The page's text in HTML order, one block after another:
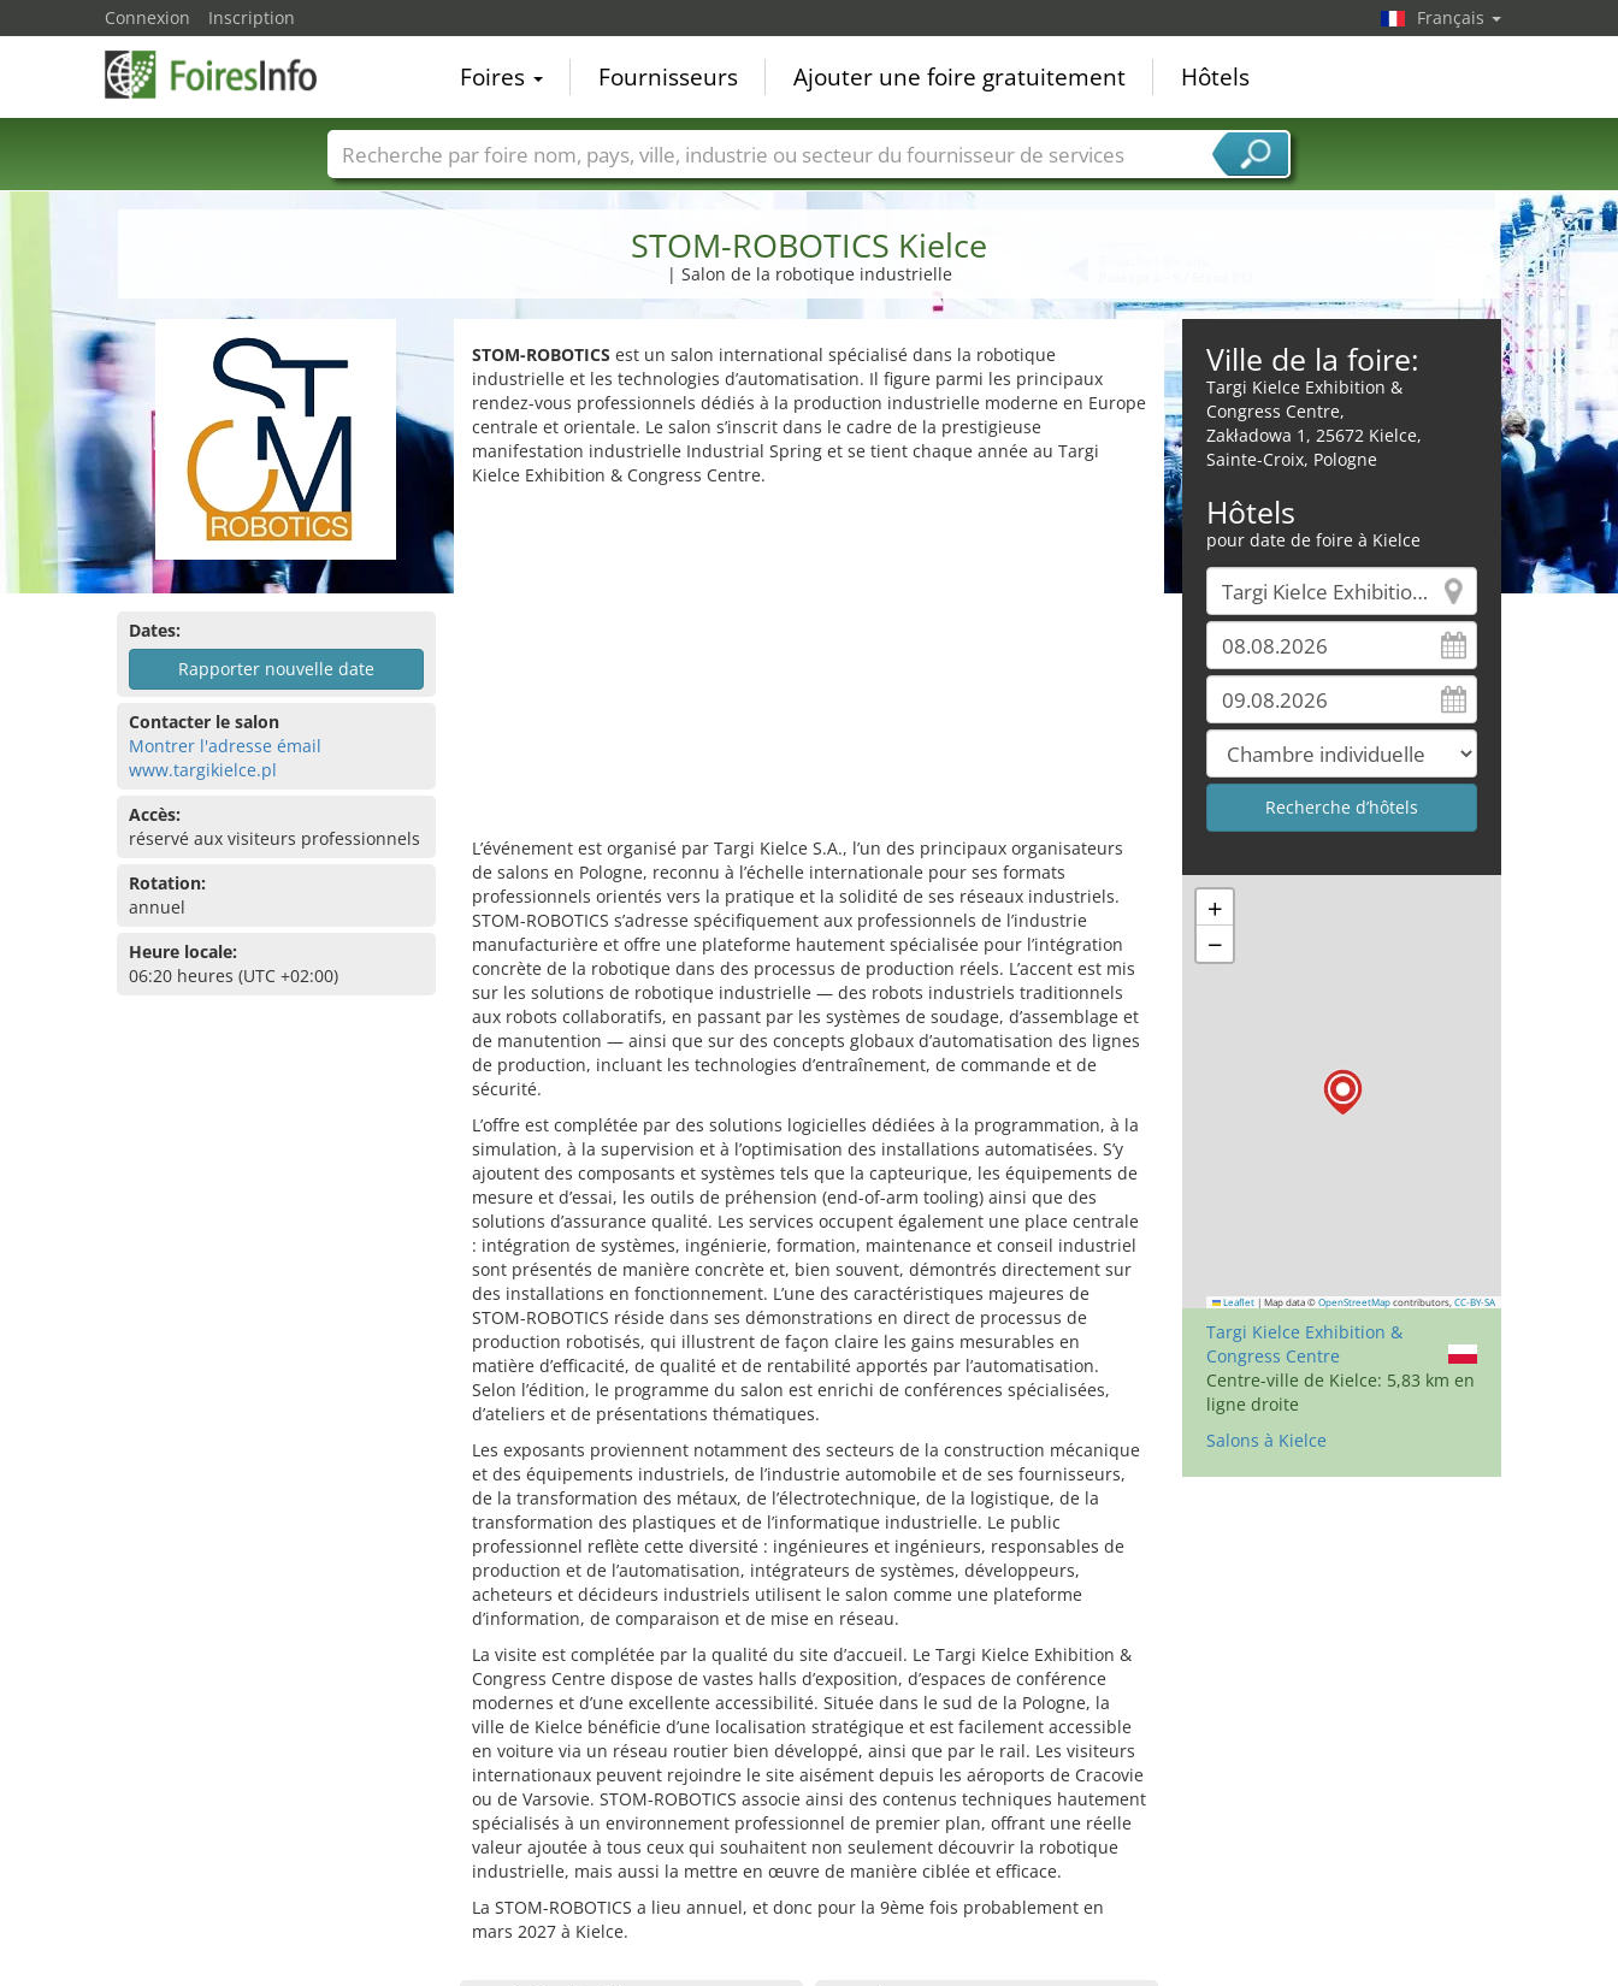
STOM-ROBOTICS Kielce
| Salon de la robotique industrielle
Dates:
Rapporter nouvelle date
Contacter le salon
Montrer l'adresse émail
www.targikielce.pl
Accès:
réservé aux visiteurs professionnels
Rotation:
annuel
Heure locale:
06:20 heures (UTC +02:00)
STOM-ROBOTICS est un salon international spécialisé dans la robotique
industrielle et les technologies d’automatisation. Il figure parmi les principaux
rendez-vous professionnels dédiés à la production industrielle moderne en Europe
centrale et orientale. Le salon s’inscrit dans le cadre de la prestigieuse
manifestation industrielle Industrial Spring et se tient chaque année au Targi
Kielce Exhibition & Congress Centre.
L’événement est organisé par Targi Kielce S.A., l’un des principaux organisateurs
de salons en Pologne, reconnu à l’échelle internationale pour ses formats
professionnels orientés vers la pratique et la solidité de ses réseaux industriels.
STOM-ROBOTICS s’adresse spécifiquement aux professionnels de l’industrie
manufacturière et offre une plateforme hautement spécialisée pour l’intégration
concrète de la robotique dans des processus de production réels. L’accent est mis
sur les solutions de robotique industrielle — des robots industriels traditionnels
aux robots collaboratifs, en passant par les systèmes de soudage, d’assemblage et
de manutention — ainsi que sur des concepts globaux d’automatisation des lignes
de production, incluant les technologies d’entraînement, de commande et de
sécurité.
L’offre est complétée par des solutions logicielles dédiées à la programmation, à la
simulation, à la supervision et à l’optimisation des installations automatisées. S’y
ajoutent des composants et systèmes tels que la capteurique, les équipements de
mesure et d’essai, les outils de préhension (end-of-arm tooling) ainsi que des
solutions d’assurance qualité. Les services occupent également une place centrale
: intégration de systèmes, ingénierie, formation, maintenance et conseil industriel
sont présentés de manière concrète et, bien souvent, démontrés directement sur
des installations en fonctionnement. L’une des caractéristiques majeures de
STOM-ROBOTICS réside dans ses démonstrations en direct de processus de
production robotisés, qui illustrent de façon claire les gains mesurables en
matière d’efficacité, de qualité et de rentabilité apportés par l’automatisation.
Selon l’édition, le programme du salon est enrichi de conférences spécialisées,
d’ateliers et de présentations thématiques.
Les exposants proviennent notamment des secteurs de la construction mécanique
et des équipements industriels, de l’industrie automobile et de ses fournisseurs,
de la transformation des métaux, de l’électrotechnique, de la logistique, de la
transformation des plastiques et de l’informatique industrielle. Le public
professionnel reflète cette diversité : ingénieures et ingénieurs, responsables de
production et de l’automatisation, intégrateurs de systèmes, développeurs,
acheteurs et décideurs industriels utilisent le salon comme une plateforme
d’information, de comparaison et de mise en réseau.
La visite est complétée par la qualité du site d’accueil. Le Targi Kielce Exhibition &
Congress Centre dispose de vastes halls d’exposition, d’espaces de conférence
modernes et d’une excellente accessibilité. Située dans le sud de la Pologne, la
ville de Kielce bénéficie d’une localisation stratégique et est facilement accessible
en voiture via un réseau routier bien développé, ainsi que par le rail. Les visiteurs
internationaux peuvent rejoindre le site aisément depuis les aéroports de Cracovie
ou de Varsovie. STOM-ROBOTICS associe ainsi des contenus techniques hautement
spécialisés à un environnement professionnel de premier plan, offrant une réelle
valeur ajoutée à tous ceux qui souhaitent non seulement découvrir la robotique
industrielle, mais aussi la mettre en œuvre de manière ciblée et efficace.
La STOM-ROBOTICS a lieu annuel, et donc pour la 9ème fois probablement en
mars 2027 à Kielce.
Ville de la foire:
Targi Kielce Exhibition &
Congress Centre,
Zakładowa 1, 25672 Kielce,
Sainte-Croix, Pologne
Hôtels
pour date de foire à Kielce
+
−
Leaflet | Map data © OpenStreetMap contributors, CC-BY-SA
Targi Kielce Exhibition &
Congress Centre
Centre-ville de Kielce: 5,83 km en
ligne droite
Salons à Kielce
Connexion Inscription Français
Foires Fournisseurs Ajouter une foire gratuitement Hôtels
Foire noms Pays Villes Secteurs de foire Secteurs du fournisseur de services